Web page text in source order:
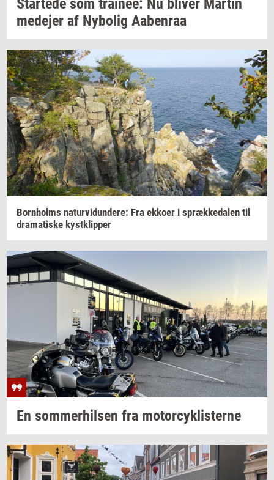
Star­te­de som trai­nee: Nu bli­ver Mar­tin
me­de­jer af Ny­bo­lig Aa­ben­raa
Born­holms na­tur­vi­dun­de­re: Fra ek­ko­er i spræk­ke­da­len til
dra­ma­ti­ske kyst­klip­per
En som­mer­hil­sen fra mo­tor­cyk­li­ster­ne